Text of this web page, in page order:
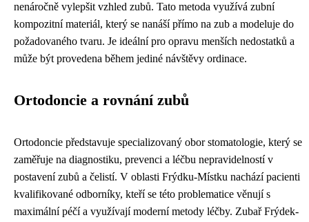
nenáročně vylepšit vzhled zubů. Tato metoda využívá zubní
kompozitní materiál, který se nanáší přímo na zub a modeluje do
požadovaného tvaru. Je ideální pro opravu menších nedostatků a
může být provedena během jediné návštěvy ordinace.
Ortodoncie a rovnání zubů
Ortodoncie představuje specializovaný obor stomatologie, který se
zaměřuje na diagnostiku, prevenci a léčbu nepravidelností v
postavení zubů a čelistí. V oblasti Frýdku-Místku nachází pacienti
kvalifikované odborníky, kteří se této problematice věnují s
maximální péčí a využívají moderní metody léčby. Zubař Frýdek-